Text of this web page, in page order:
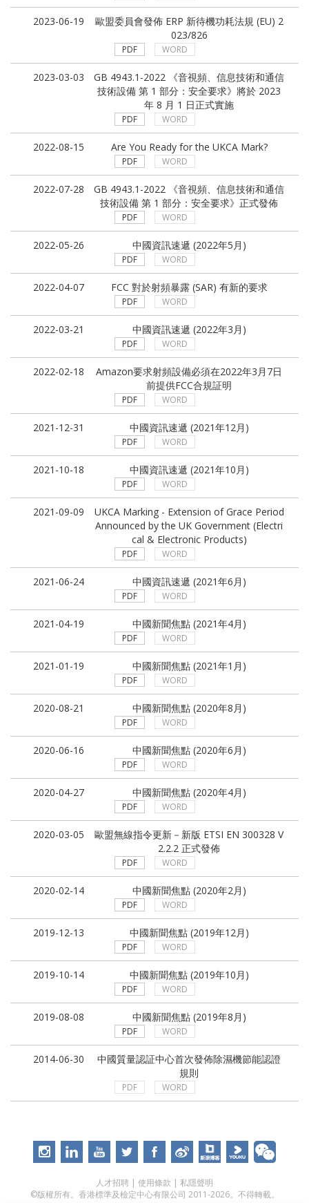
2023-06-19
歐盟委員會發佈 ERP 新待機功耗法規 (EU) 2
023/826
PDF WORD
2023-03-03
GB 4943.1-2022 《音視頻、信息技術和通信
技術設備 第 1 部分：安全要求》將於 2023
年 8 月 1 日正式實施
PDF WORD
2022-08-15 Are You Ready for the UKCA Mark?
PDF WORD
2022-07-28
GB 4943.1-2022 《音視頻、信息技術和通信
技術設備 第 1 部分：安全要求》正式發佈
PDF WORD
2022-05-26 中國資訊速遞 (2022年5月)
PDF WORD
2022-04-07 FCC 對於射頻暴露 (SAR) 有新的要求
PDF WORD
2022-03-21 中國資訊速遞 (2022年3月)
PDF WORD
2022-02-18
Amazon要求射頻設備必須在2022年3月7日
前提供FCC合規証明
PDF WORD
2021-12-31 中國資訊速遞 (2021年12月)
PDF WORD
2021-10-18 中國資訊速遞 (2021年10月)
PDF WORD
2021-09-09
UKCA Marking - Extension of Grace Period
Announced by the UK Government (Electri
cal & Electronic Products)
PDF WORD
2021-06-24 中國資訊速遞 (2021年6月)
PDF WORD
2021-04-19 中國新聞焦點 (2021年4月)
PDF WORD
2021-01-19 中國新聞焦點 (2021年1月)
PDF WORD
2020-08-21 中國新聞焦點 (2020年8月)
PDF WORD
2020-06-16 中國新聞焦點 (2020年6月)
PDF WORD
2020-04-27 中國新聞焦點 (2020年4月)
PDF WORD
2020-03-05
歐盟無線指令更新－新版 ETSI EN 300328 V
2.2.2 正式發佈
PDF WORD
2020-02-14 中國新聞焦點 (2020年2月)
PDF WORD
2019-12-13 中國新聞焦點 (2019年12月)
PDF WORD
2019-10-14 中國新聞焦點 (2019年10月)
PDF WORD
2019-08-08 中國新聞焦點 (2019年8月)
PDF WORD
2014-06-30
中國質量認証中心首次發佈除濕機節能認證
規則
PDF WORD
人才招聘 | 使用條款 | 私隱聲明
©版權所有。香港標準及檢定中心有限公司 2011-2026。不得轉載。